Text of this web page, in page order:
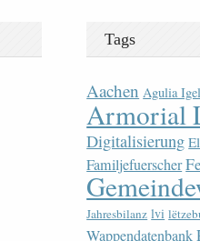
Tags
Aachen Agulia Igel
Armorial
Digitalisierung
Familjefuerscher
Jahresbilanz lvi
Wappendatenbank